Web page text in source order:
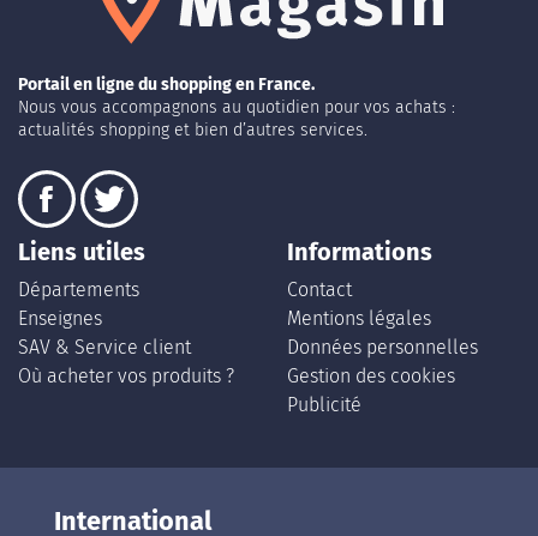
Portail en ligne du shopping en France.
Nous vous accompagnons au quotidien pour vos achats :
actualités shopping et bien d’autres services.
Liens utiles
Départements
Enseignes
SAV & Service client
Où acheter vos produits ?
Informations
Contact
Mentions légales
Données personnelles
Gestion des cookies
Publicité
International